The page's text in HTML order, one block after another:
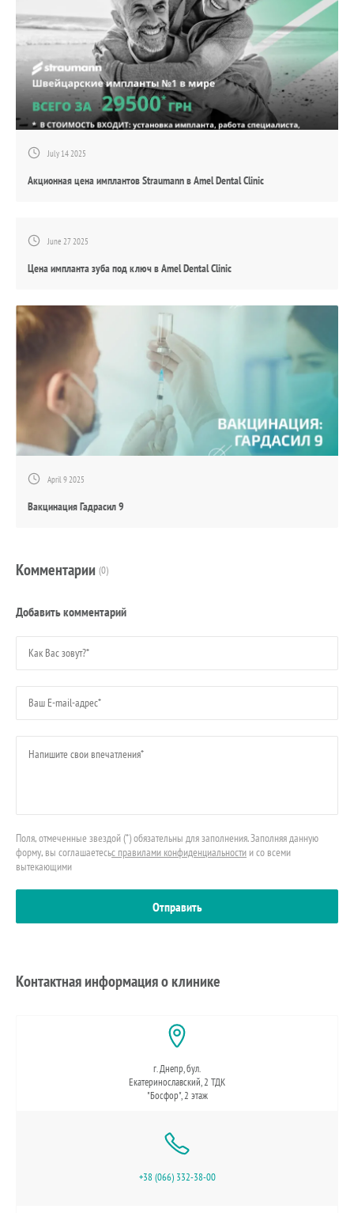
July 14 2025
Акционная цена имплантов Straumann в Amel Dental Clinic
June 27 2025
Цена импланта зуба под ключ в Amel Dental Clinic
April 9 2025
Вакцинация Гадрасил 9
Комментарии (0)
Добавить комментарий
Поля, отмеченные звездой (*) обязательны для заполнения. Заполняя данную
форму, вы соглашаетесьс правилами конфиденциальности и со всеми
вытекающими
Контактная информация о клинике
г. Днепр, бул.
Екатеринославский, 2 ТДК
"Босфор", 2 этаж
+38 (066) 332-38-00